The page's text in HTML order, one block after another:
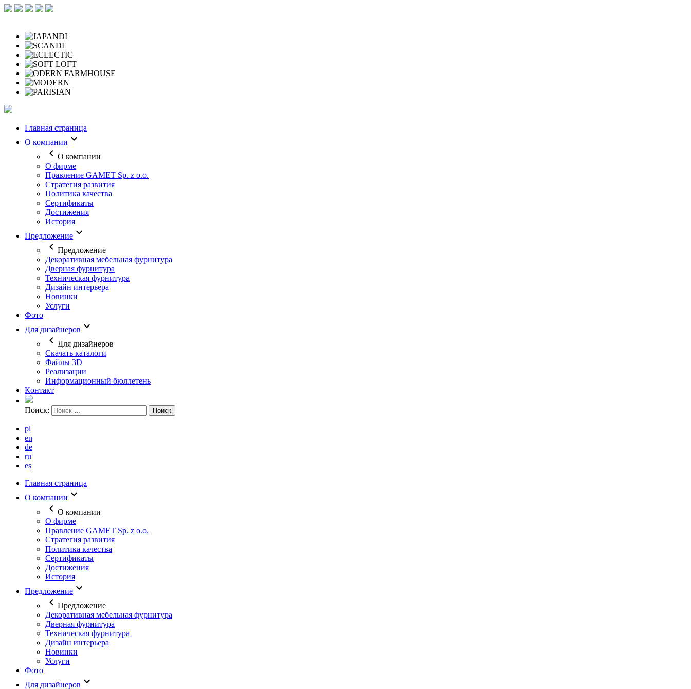
Главная страница
О компании
О компании
О фирме
Правление GAMET Sp. z o.o.
Стратегия развития
Политика качества
Сертификаты
Достижения
История
Предложение
Предложение
Декоративная мебельная фурнитура
Дверная фурнитура
Техническая фурнитура
Дизайн интерьера
Новинки
Услуги
Фото
Для дизайнеров
Для дизайнеров
Скачать каталоги
Файлы 3D
Реализации
Информационный бюллетень
Кoнтaкт
Поиск:
pl
en
de
ru
es
Главная страница
О компании
О компании
О фирме
Правление GAMET Sp. z o.o.
Стратегия развития
Политика качества
Сертификаты
Достижения
История
Предложение
Предложение
Декоративная мебельная фурнитура
Дверная фурнитура
Техническая фурнитура
Дизайн интерьера
Новинки
Услуги
Фото
Для дизайнеров